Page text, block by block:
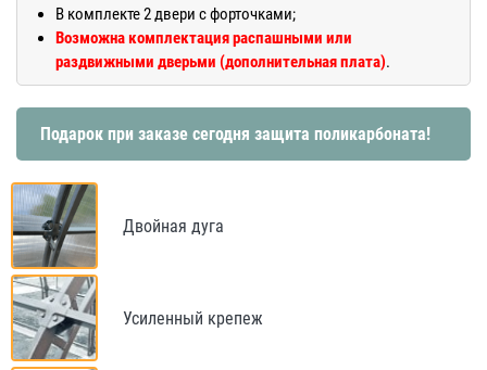
В комплекте 2 двери с форточками;
Возможна комплектация распашными или
раздвижными дверьми (дополнительная плата).
Подарок при заказе сегодня защита поликарбоната!
Двойная дуга
Усиленный крепеж